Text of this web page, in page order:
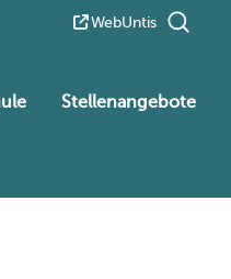
WebUntis
Stellenangebote